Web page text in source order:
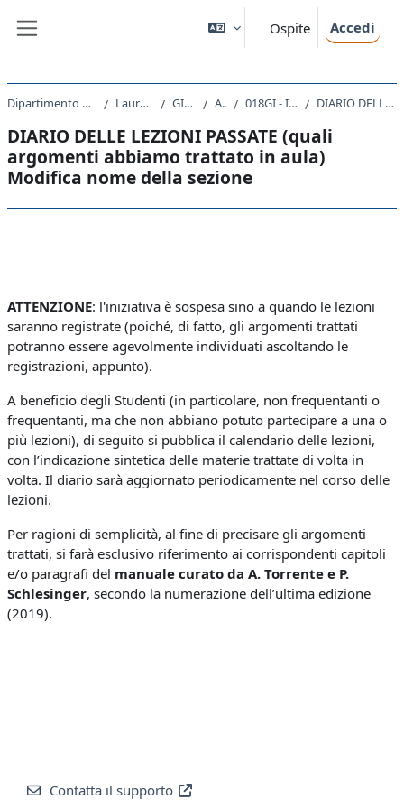
Ospite Accedi
Dipartimento di Scienze Giuridiche, del Linguaggio, dell`Interpretazione e della Traduzione Laurea Magistrale Ciclo Unico 5 anni GI01 - GIURISPRUDENZA A.A. 2020 - 2021 018GI - ISTITUZIONI DI DIRITTO PRIVATO I 2020 DIARIO DELLE LEZIONI PASSATE (quali argomenti abbiamo trattato in aula) Modifica nome della sezione
DIARIO DELLE LEZIONI PASSATE (quali
argomenti abbiamo trattato in aula)
Modifica nome della sezione
ATTENZIONE: l'iniziativa è sospesa sino a quando le lezioni
saranno registrate (poiché, di fatto, gli argomenti trattati
potranno essere agevolmente individuati ascoltando le
registrazioni, appunto).
A beneficio degli Studenti (in particolare, non frequentanti o
frequentanti, ma che non abbiano potuto partecipare a una o
più lezioni), di seguito si pubblica il calendario delle lezioni,
con l’indicazione sintetica delle materie trattate di volta in
volta. Il diario sarà aggiornato periodicamente nel corso delle
lezioni.
Per ragioni di semplicità, al fine di precisare gli argomenti
trattati, si farà esclusivo riferimento ai corrispondenti capitoli
e/o paragrafi del manuale curato da A. Torrente e P.
Schlesinger, secondo la numerazione dell’ultima edizione
(2019).
Contatta il supporto